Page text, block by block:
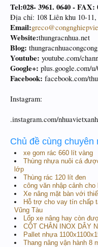
Tel:028- 3961. 0640 - FAX:
Địa chỉ: 108 Liên khu 10-
Email:
Website:thungracnhua.net
Blog:
Youtube: youtube.com/
Google+: plus.google.com/
Facebook: facebook.com/
Instagram:
.instagram.com/
Chủ đề cùng chuyên
xe gom rác 660 lít vàng
Thùng nhựa nuôi cá
lớp
Thùng rác 120 lít đen
công văn nhập cảnh
Xe nâng mặt bàn với
Hỗ trợ cho vay tín chấp
Vũng Tàu
Lốp xe nâng hay còn
CỘT CHẮN INOX DÂY
Pallet nhựa
Thang nâng vận hành 8